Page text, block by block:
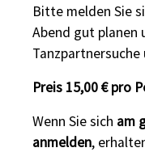
Bitte melden Sie
Abend gut planen
Preis 15,00 € pro
Wenn Sie sich am
anmelden,